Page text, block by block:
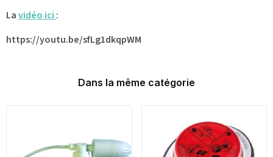
Lavidéo ici :
https://youtu.be/sfLg1dkqpWM
Dans la même catégorie